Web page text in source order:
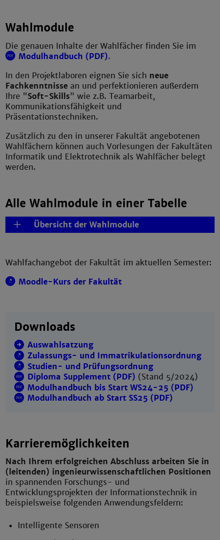
Wahlmodule
Die genauen Inhalte der Wahlfächer finden Sie im
Modulhandbuch (PDF).
In den Projektlaboren eignen Sie sich neue
Fachkenntnisse an und perfektionieren außerdem
Ihre "Soft-Skills" wie z.B. Teamarbeit,
Kommunikationsfähigkeit und
Präsentationstechniken.
Zusätzlich zu den in unserer Fakultät angebotenen
Wahlfächern können auch Vorlesungen der Fakultäten
Informatik und Elektrotechnik als Wahlfächer belegt
werden.
Alle Wahlmodule in einer Tabelle
Übersicht der Wahlmodule
Wahlfachangebot der Fakultät im aktuellen Semester:
Moodle-Kurs der Fakultät
Downloads
Auswahlsatzung
Zulassungs- und Immatrikulationsordnung
Studien- und Prüfungsordnung
Diploma Supplement (PDF) (Stand 5/2024)
Modulhandbuch bis Start WS24-25 (PDF)
Modulhandbuch ab Start SS25 (PDF)
Karrieremöglichkeiten
Nach Ihrem erfolgreichen Abschluss arbeiten Sie in
(leitenden) ingenieurwissenschaftlichen Positionen
in spannenden Forschungs- und
Entwicklungsprojekten der Informationstechnik in
beispielsweise folgenden Anwendungsfeldern:
Intelligente Sensoren